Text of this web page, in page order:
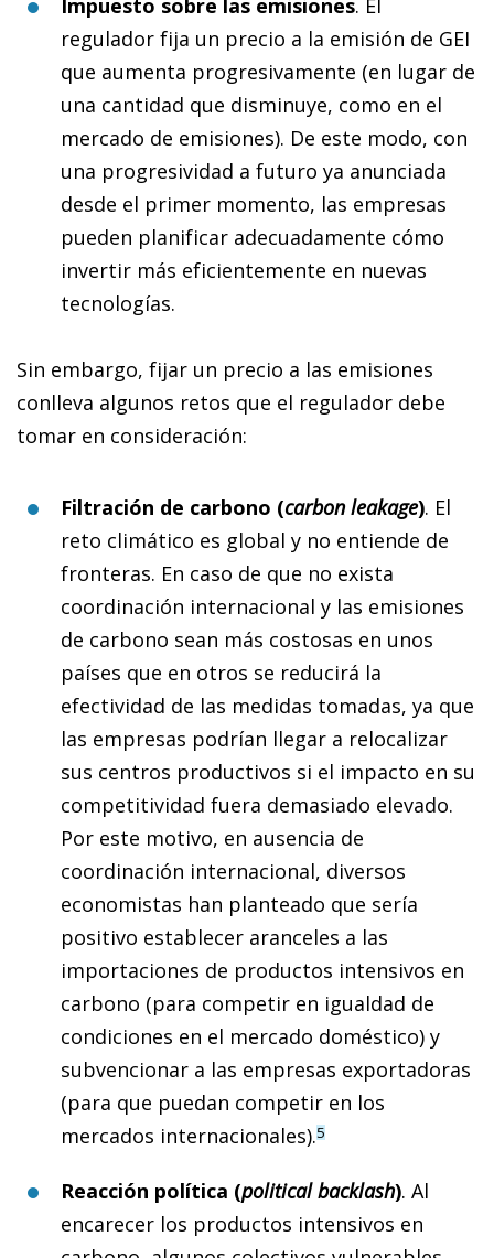
regulador fija un precio a la emisión de GEI
que aumenta progresivamente (en lugar de
una cantidad que disminuye, como en el
mercado de emisiones). De este modo, con
una progresividad a futuro ya anunciada
desde el primer momento, las empresas
pueden planificar adecuadamente cómo
invertir más eficientemente en nuevas
tecnologías.
Sin embargo, fijar un precio a las emisiones
conlleva algunos retos que el regulador debe
tomar en consideración:
Filtración de carbono (carbon leakage). El
reto climático es global y no entiende de
fronteras. En caso de que no exista
coordinación internacional y las emisiones
de carbono sean más costosas en unos
países que en otros se reducirá la
efectividad de las medidas tomadas, ya que
las empresas podrían llegar a relocalizar
sus centros productivos si el impacto en su
competitividad fuera demasiado elevado.
Por este motivo, en ausencia de
coordinación internacional, diversos
economistas han planteado que sería
positivo establecer aranceles a las
importaciones de productos intensivos en
carbono (para competir en igualdad de
condiciones en el mercado doméstico) y
subvencionar a las empresas exportadoras
(para que puedan competir en los
mercados internacionales).5
Reacción política (political backlash). Al
encarecer los productos intensivos en